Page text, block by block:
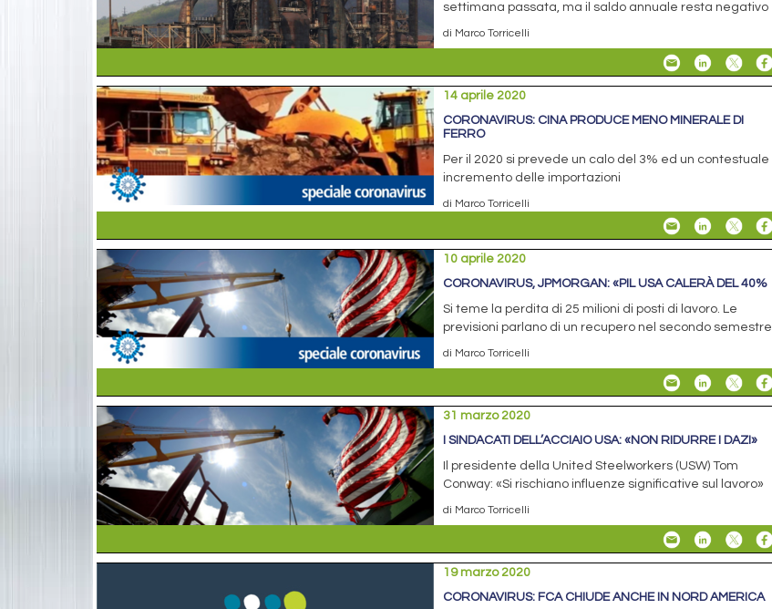
settimana passata, ma il saldo annuale resta negativo
di Marco Torricelli
14 aprile 2020
CORONAVIRUS: CINA PRODUCE MENO MINERALE DI
FERRO
Per il 2020 si prevede un calo del 3% ed un contestuale
incremento delle importazioni
di Marco Torricelli
10 aprile 2020
CORONAVIRUS, JPMORGAN: «PIL USA CALERÀ DEL 40%
Si teme la perdita di 25 milioni di posti di lavoro. Le
previsioni parlano di un recupero nel secondo semestre
di Marco Torricelli
31 marzo 2020
I SINDACATI DELL’ACCIAIO USA: «NON RIDURRE I DAZI»
Il presidente della United Steelworkers (USW) Tom
Conway: «Si rischiano influenze significative sul lavoro»
di Marco Torricelli
19 marzo 2020
CORONAVIRUS: FCA CHIUDE ANCHE IN NORD AMERICA